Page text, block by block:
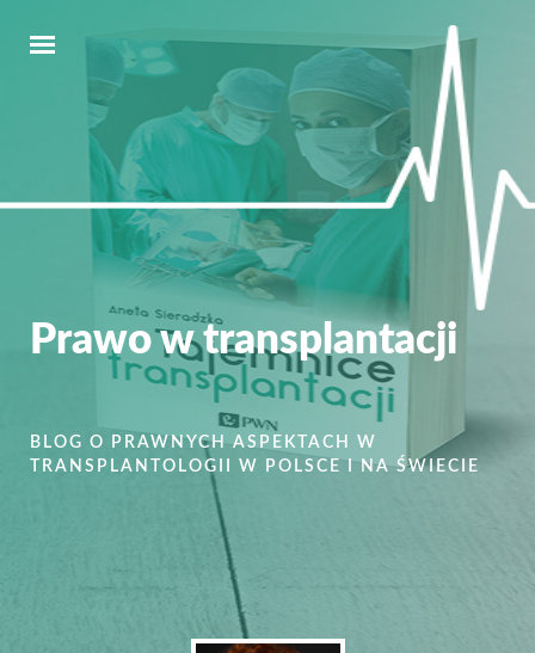
Prawo w transplantacji
BLOG O PRAWNYCH ASPEKTACH W
TRANSPLANTOLOGII W POLSCE I NA ŚWIECIE